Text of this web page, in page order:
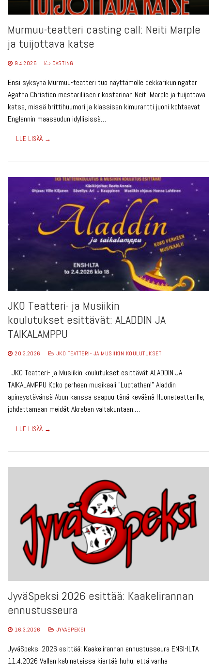
Murmuu-teatteri casting call: Neiti Marple
ja tuijottava katse
9.4.2026 CASTING
Ensi syksynä Murmuu-teatteri tuo näyttämölle dekkarikuningatar
Agatha Christien mestarillisen rikostarinan Neiti Marple ja tuijottava
katse, missä brittihuumori ja klassisen kimurantti juoni kohtaavat
Englannin maaseudun idyllisissä…
LUE LISÄÄ →
JKO Teatteri- ja Musiikin
koulutukset esittävät: ALADDIN JA
TAIKALAMPPU
20.3.2026 JKO TEATTERI- JA MUSIIKIN KOULUTUKSET
JKO Teatteri- ja Musiikin koulutukset esittävät ALADDIN JA
TAIKALAMPPU Koko perheen musikaali ”Luotathan!” Aladdin
apinaystävänsä Abun kanssa saapuu tänä keväänä Huoneteatterille,
johdattamaan meidät Akraban valtakuntaan.…
LUE LISÄÄ →
JyväSpeksi 2026 esittää: Kaakelirannan
ennustusseura
16.3.2026 JYVÄSPEKSI
JyväSpeksi 2026 esittää: Kaakelirannan ennustusseura ENSI-ILTA
11.4.2026 Vallan kabineteissa kiertää huhu, että vanha